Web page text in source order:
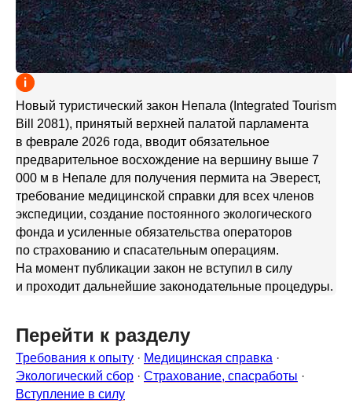
Новый туристический закон Непала (Integrated Tourism
Bill 2081), принятый верхней палатой парламента
в феврале 2026 года, вводит обязательное
предварительное восхождение на вершину выше 7
000 м в Непале для получения пермита на Эверест,
требование медицинской справки для всех членов
экспедиции, создание постоянного экологического
фонда и усиленные обязательства операторов
по страхованию и спасательным операциям.
На момент публикации закон не вступил в силу
и проходит дальнейшие законодательные процедуры.
Перейти к разделу
Требования к опыту · Медицинская справка ·
Экологический сбор · Страхование, спасработы ·
Вступление в силу